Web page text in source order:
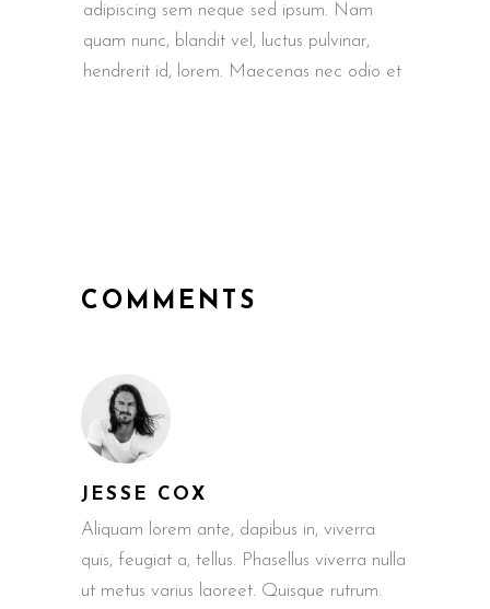
adipiscing sem neque sed ipsum. Nam
quam nunc, blandit vel, luctus pulvinar,
hendrerit id, lorem. Maecenas nec odio et
COMMENTS
JESSE COX
Aliquam lorem ante, dapibus in, viverra
quis, feugiat a, tellus. Phasellus viverra nulla
ut metus varius laoreet. Quisque rutrum.